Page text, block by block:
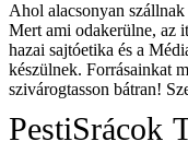
Ahol alacsonyan
Mert ami odakerülne, az
hazai sajtóetika és a
készülnek. Forrásainkat
szivárogtasson bátran!
PestiSrácok